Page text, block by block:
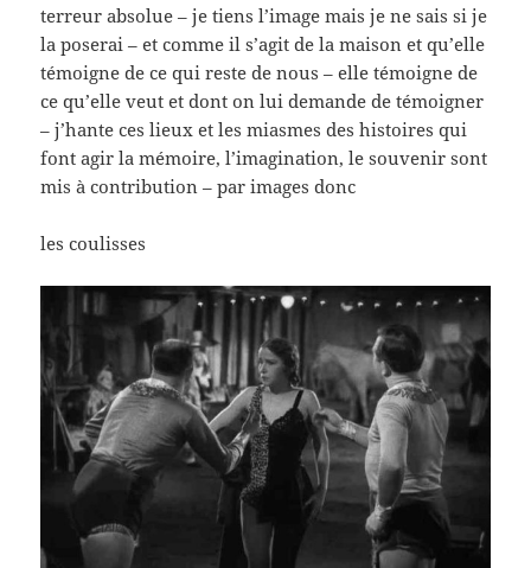
terreur absolue – je tiens l’image mais je ne sais si je
la poserai – et comme il s’agit de la maison et qu’elle
témoigne de ce qui reste de nous – elle témoigne de
ce qu’elle veut et dont on lui demande de témoigner
– j’hante ces lieux et les miasmes des histoires qui
font agir la mémoire, l’imagination, le souvenir sont
mis à contribution – par images donc
les coulisses